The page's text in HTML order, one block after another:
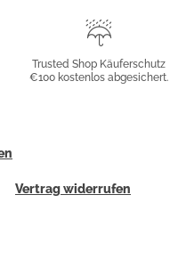
Käuferschutz
Trusted Shop Käuferschutz
€100 kostenlos abgesichert.
Vertrag widerrufen